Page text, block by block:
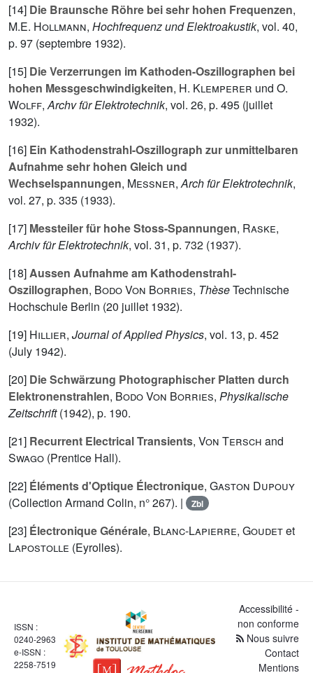
[14] Die Braunsche Röhre bei sehr hohen Frequenzen,
M.E. Hollmann, Hochfrequenz und Elektroakustik, vol. 40,
p. 97 (septembre 1932).
[15] Die Verzerrungen im Kathoden-Oszillographen bei
hohen Messgeschwindigkeiten, H. Klemperer und O.
Wolff,Archv für Elektrotechnik, vol. 26, p. 495 (juillet
1932).
[16] Ein Kathodenstrahl-Oszillograph zur unmittelbaren
Aufnahme sehr hohen Gleich und
Wechselspannungen, Messner,Arch für Elektrotechnik,
vol. 27, p. 335 (1933).
[17] Messteiler für hohe Stoss-Spannungen, Raske,
Archiv für Elektrotechnik, vol. 31, p. 732 (1937).
[18]Aussen Aufnahme am Kathodenstrahl-
Oszillographen, Bodo Von Borries, ThèseTechnische
Hochschule Berlin (20 juillet 1932).
[19] Hillier, Journal of Applied Physics, vol. 13, p. 452
(July 1942).
[20] Die Schwärzung Photographischer Platten durch
Elektronenstrahlen, Bodo Von Borries, Physikalische
Zeitschrift(1942), p. 190.
[21] Recurrent Electrical Transients, Von Tersch and
Swago (Prentice Hall).
[22] Éléments d'Optique Électronique, Gaston Dupouy
(Collection Armand Colin, n°267). | Zbl
[23] Électronique Générale, Blanc-Lapierre, Goudetet
Lapostolle (Eyrolles).
ISSN :
0240-2963
e-ISSN :
2258-7519
Accessibilité -
non conforme
Nous suivre
Contact
Mentions